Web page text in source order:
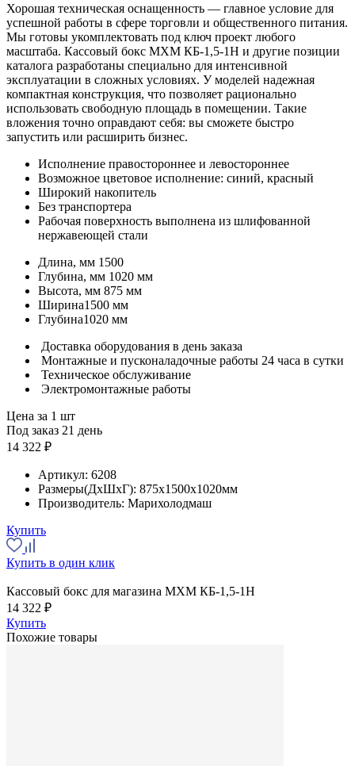
Хорошая техническая оснащенность — главное условие для
успешной работы в сфере торговли и общественного питания.
Мы готовы укомплектовать под ключ проект любого
масштаба. Кассовый бокс МХМ КБ-1,5-1Н и другие позиции
каталога разработаны специально для интенсивной
эксплуатации в сложных условиях. У моделей надежная
компактная конструкция, что позволяет рационально
использовать свободную площадь в помещении. Такие
вложения точно оправдают себя: вы сможете быстро
запустить или расширить бизнес.
Исполнение правостороннее и левостороннее
Возможное цветовое исполнение: синий, красный
Широкий накопитель
Без транспортера
Рабочая поверхность выполнена из шлифованной
нержавеющей стали
Длина, мм 1500
Глубина, мм 1020 мм
Высота, мм 875 мм
Ширина1500 мм
Глубина1020 мм
Доставка оборудования в день заказа
Монтажные и пусконаладочные работы 24 часа в сутки
Техническое обслуживание
Электромонтажные работы
Цена за 1 шт
Под заказ 21 день
14 322 ₽
Артикул: 6208
Размеры(ДхШхГ): 875x1500x1020мм
Производитель: Марихолодмаш
Купить
Купить в один клик
Кассовый бокс для магазина МХМ КБ-1,5-1Н
14 322 ₽
Купить
Похожие товары